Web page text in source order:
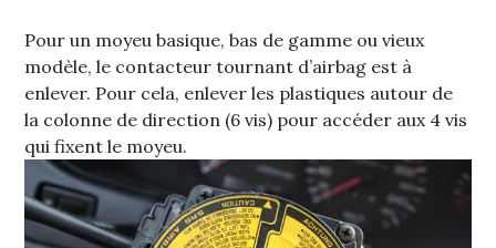
Pour un moyeu basique, bas de gamme ou vieux
modèle, le contacteur tournant d’airbag est à
enlever. Pour cela, enlever les plastiques autour de
la colonne de direction (6 vis) pour accéder aux 4 vis
qui fixent le moyeu.